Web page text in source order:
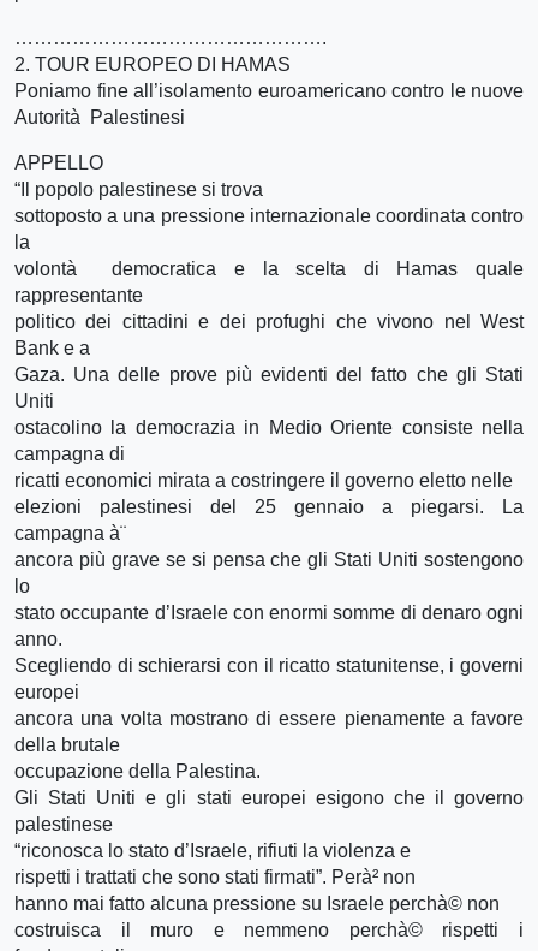
………………………………………….
2. TOUR EUROPEO DI HAMAS
Poniamo fine all’isolamento euroamericano contro le nuove
Autorità Palestinesi
APPELLO
“Il popolo palestinese si trova
sottoposto a una pressione internazionale coordinata contro
la
volontà democratica e la scelta di Hamas quale
rappresentante
politico dei cittadini e dei profughi che vivono nel West
Bank e a
Gaza. Una delle prove più evidenti del fatto che gli Stati
Uniti
ostacolino la democrazia in Medio Oriente consiste nella
campagna di
ricatti economici mirata a costringere il governo eletto nelle
elezioni palestinesi del 25 gennaio a piegarsi. La
campagna à¨
ancora più grave se si pensa che gli Stati Uniti sostengono
lo
stato occupante d’Israele con enormi somme di denaro ogni
anno.
Scegliendo di schierarsi con il ricatto statunitense, i governi
europei
ancora una volta mostrano di essere pienamente a favore
della brutale
occupazione della Palestina.
Gli Stati Uniti e gli stati europei esigono che il governo
palestinese
“riconosca lo stato d’Israele, rifiuti la violenza e
rispetti i trattati che sono stati firmati”. Perà² non
hanno mai fatto alcuna pressione su Israele perchà© non
costruisca il muro e nemmeno perchà© rispetti i